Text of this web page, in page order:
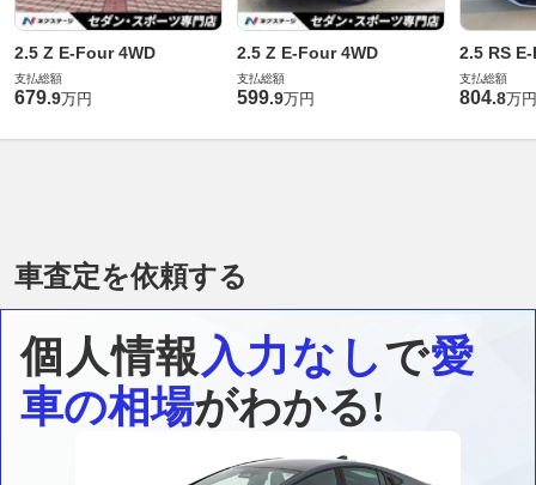
2.5 Z E-Four 4WD
支払総額
679.9万円
2.5 Z E-Four 4WD
支払総額
599.9万円
2.5 RS
支払総額
804.8万円
車査定を依頼する
個人情報入力なしで愛
車の相場がわかる!